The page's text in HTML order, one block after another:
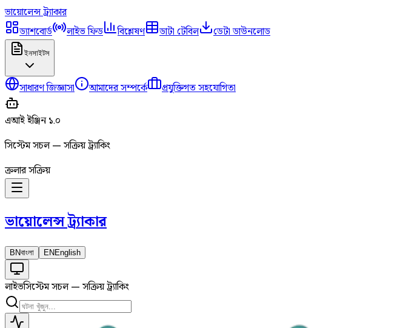
ভায়োলেন্সট্র্যাকার
ড্যাশবোর্ড
লাইভ ফিড বিশ্লেষণ ডাটা টেবিল ডেটা ডাউনলোড
ইনসাইটস
সাধারণ জিজ্ঞাসা আমাদের সম্পর্কে প্রযুক্তিগত সহযোগিতা
এআই ইঞ্জিন ১.০
সিস্টেম সচল — সক্রিয় ট্র্যাকিং
ক্রলার সক্রিয়
ভায়োলেন্সট্র্যাকার
BNবাংলা EN English
লাইভসিস্টেম সচল — সক্রিয় ট্র্যাকিং